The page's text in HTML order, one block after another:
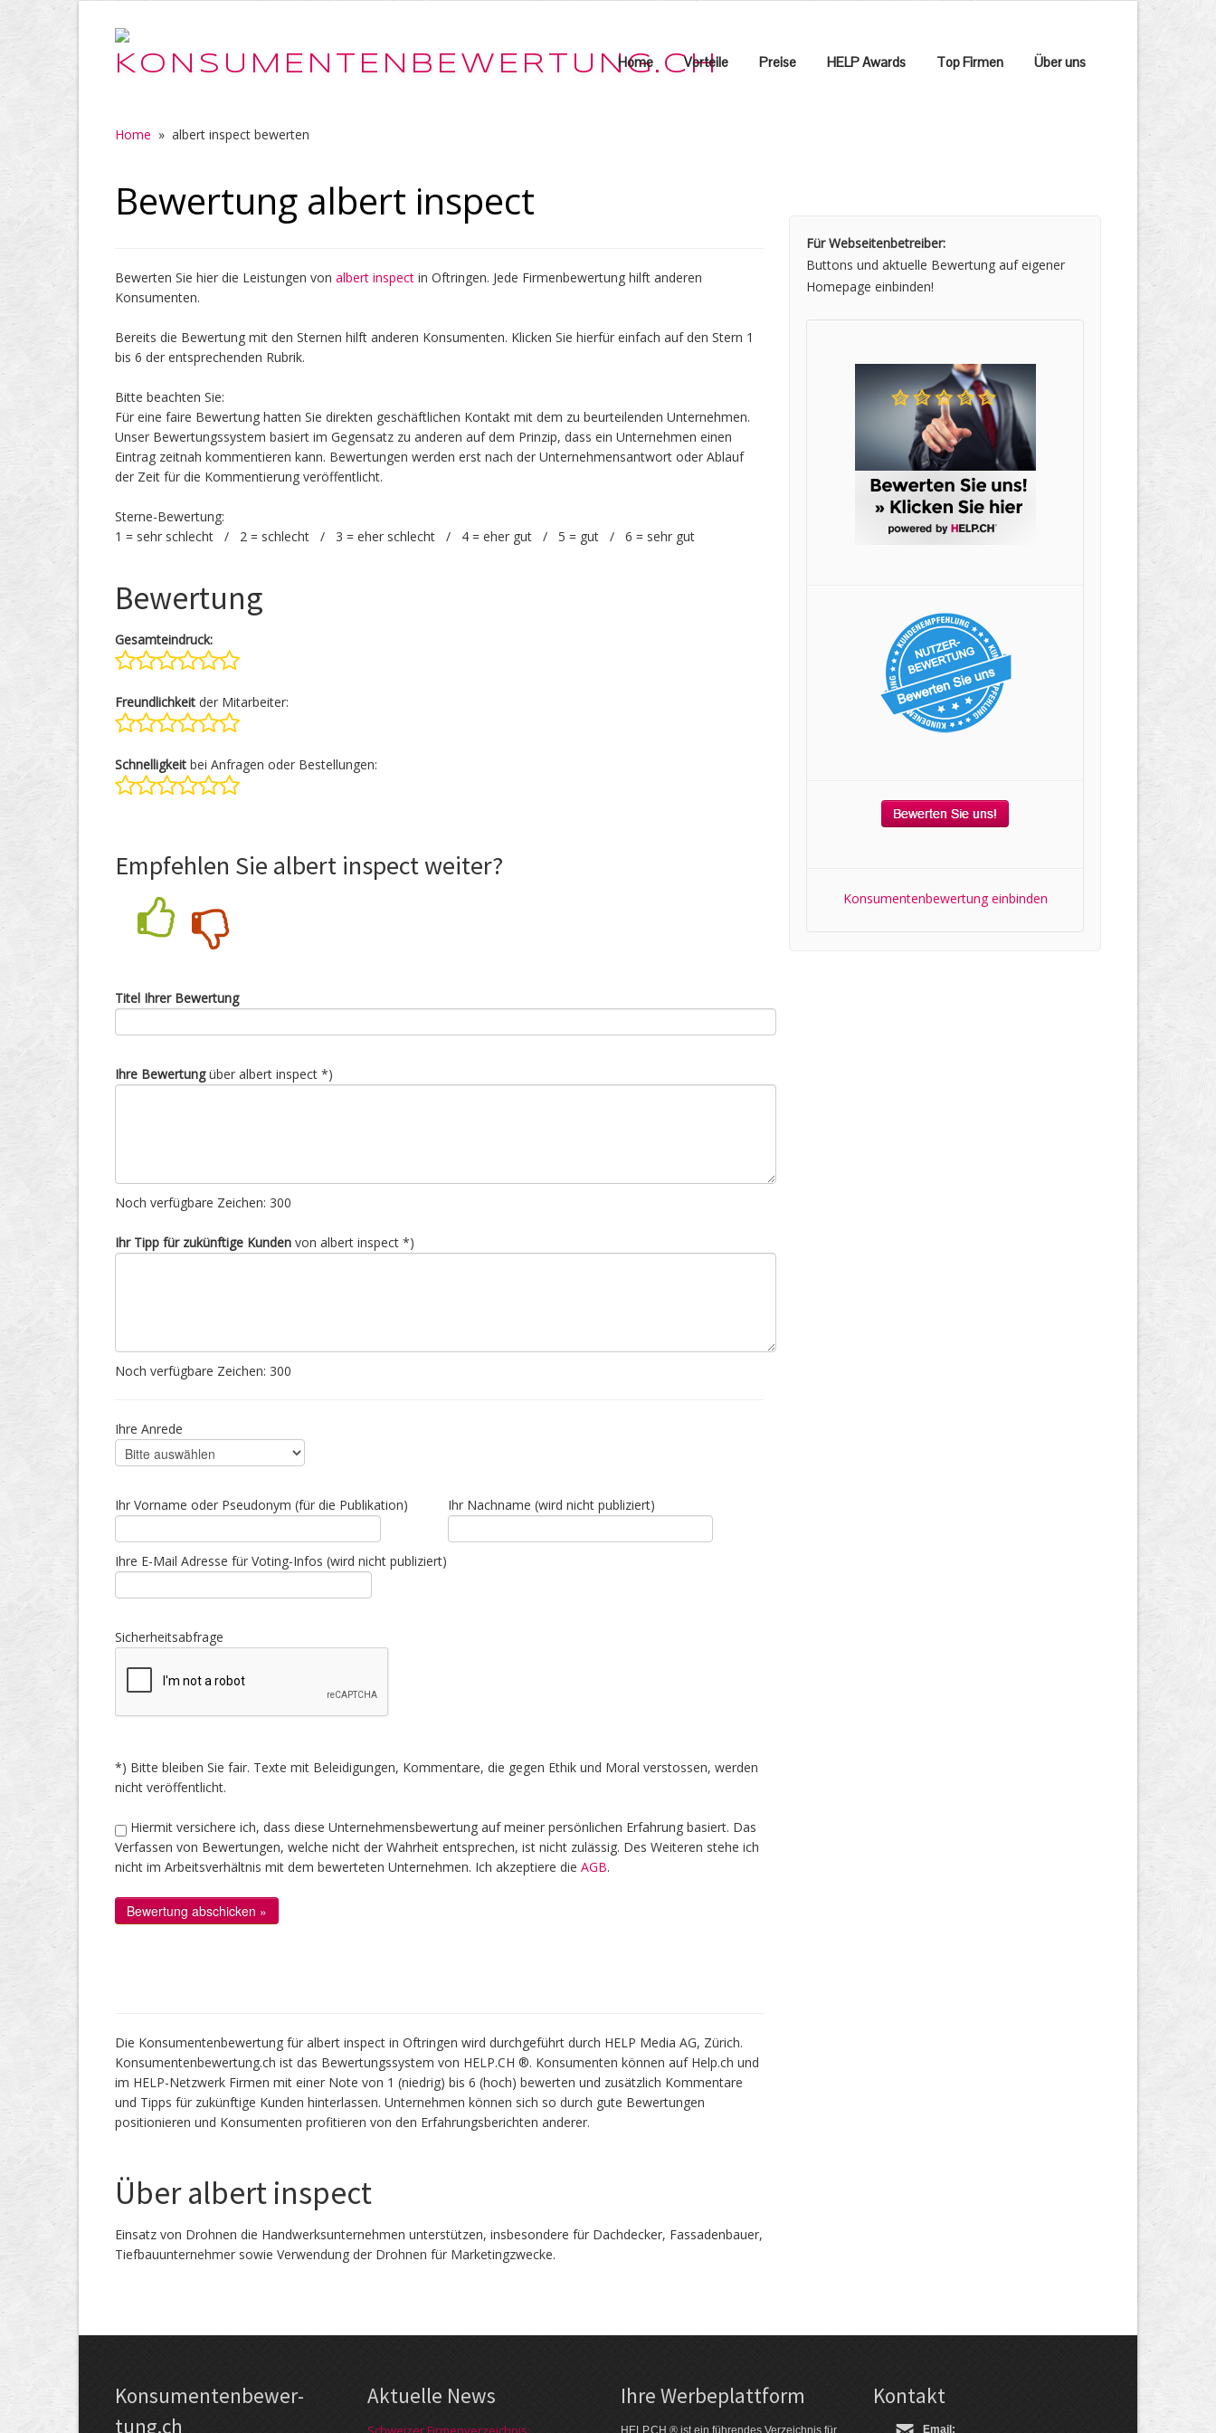
Home Vorteile Preise HELP Awards Top Firmen Über uns
Home » albert inspect bewerten
Bewertung albert inspect
Bewerten Sie hier die Leistungen von albert inspect in Oftringen. Jede Firmenbewertung hilft anderen
Konsumenten.
Bereits die Bewertung mit den Sternen hilft anderen Konsumenten. Klicken Sie hierfür einfach auf den Stern 1
bis 6 der entsprechenden Rubrik.
Bitte beachten Sie:
Für eine faire Bewertung hatten Sie direkten geschäftlichen Kontakt mit dem zu beurteilenden Unternehmen.
Unser Bewertungssystem basiert im Gegensatz zu anderen auf dem Prinzip, dass ein Unternehmen einen
Eintrag zeitnah kommentieren kann. Bewertungen werden erst nach der Unternehmensantwort oder Ablauf
der Zeit für die Kommentierung veröffentlicht.
Sterne-Bewertung:
1 = sehr schlecht / 2 = schlecht / 3 = eher schlecht / 4 = eher gut / 5 = gut / 6 = sehr gut
Bewertung
Gesamteindruck:
Freundlichkeit der Mitarbeiter:
Schnelligkeit bei Anfragen oder Bestellungen:
Empfehlen Sie albert inspect weiter?
Titel Ihrer Bewertung
Ihre Bewertungüber albert inspect *)
Noch verfügbare Zeichen: 300
Ihr Tipp für zukünftige Kunden von albert inspect *)
Noch verfügbare Zeichen: 300
Ihre Anrede
Ihr Vorname oder Pseudonym (für die Publikation) Ihr Nachname (wird nicht publiziert)
Ihre E-Mail Adresse für Voting-Infos (wird nicht publiziert)
Sicherheitsabfrage
*) Bitte bleiben Sie fair. Texte mit Beleidigungen, Kommentare, die gegen Ethik und Moral verstossen, werden
nicht veröffentlicht.
Hiermit versichere ich, dass diese Unternehmensbewertung auf meiner persönlichen Erfahrung basiert. Das
Verfassen von Bewertungen, welche nicht der Wahrheit entsprechen, ist nicht zulässig. Des Weiteren stehe ich
nicht im Arbeitsverhältnis mit dem bewerteten Unternehmen. Ich akzeptiere die AGB.
Die Konsumentenbewertung für albert inspect in Oftringen wird durchgeführt durch HELP Media AG, Zürich.
Konsumentenbewertung.ch ist das Bewertungssystem von HELP.CH ®. Konsumenten können auf Help.ch und
im HELP-Netzwerk Firmen mit einer Note von 1 (niedrig) bis 6 (hoch) bewerten und zusätzlich Kommentare
und Tipps für zukünftige Kunden hinterlassen. Unternehmen können sich so durch gute Bewertungen
positionieren und Konsumenten profitieren von den Erfahrungsberichten anderer.
Über albert inspect
Einsatz von Drohnen die Handwerksunternehmen unterstützen, insbesondere für Dachdecker, Fassadenbauer,
Tiefbauunternehmer sowie Verwendung der Drohnen für Marketingzwecke.
Für Webseitenbetreiber:
Buttons und aktuelle Bewertung auf eigener
Homepage einbinden!
Konsumentenbewertung einbinden
Kon­su­menten­be­wer­
tung.ch
Aktuelle News Ihre Werbe­platt­form
HELP.CH ® ist ein führendes Ver­zeich­nis für
Kontakt
Email: